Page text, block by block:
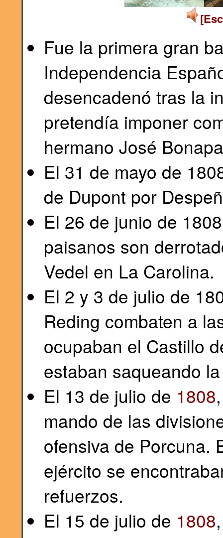
Fue la primera gran
Independencia
desencadenó tras la
pretendía imponer
hermano José
El 31 de mayo de
de Dupont por
El 26 de junio de
paisanos son
Vedel en La Carolina.
El 2 y 3 de julio de
Reding combaten a
ocupaban el Castillo
estaban saqueando
El 13 de julio de 1808
mando de las
ofensiva de Porcuna.
ejército se
refuerzos.
El 15 de julio de 1808